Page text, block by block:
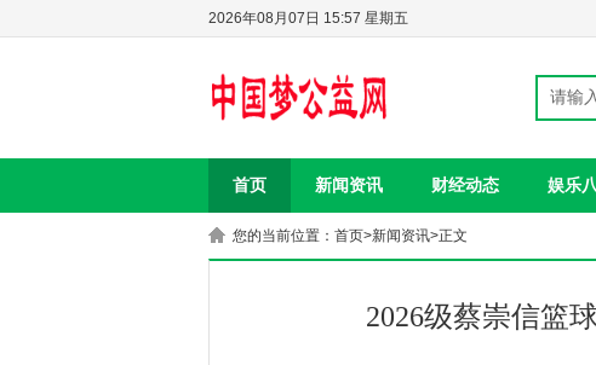
2026年08月07日 15:57 星期五
首页 新闻资讯 财经动态 娱乐
您的当前位置： 首页>新闻资讯>正文
2026级蔡崇信篮